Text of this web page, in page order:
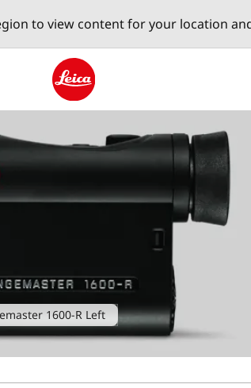
to view content for your location
Leica logo - Home
1600-R Left